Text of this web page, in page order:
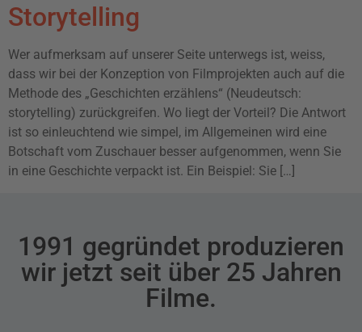
Storytelling
Wer aufmerksam auf unserer Seite unterwegs ist, weiss,
dass wir bei der Konzeption von Filmprojekten auch auf die
Methode des „Geschichten erzählens“ (Neudeutsch:
storytelling) zurückgreifen. Wo liegt der Vorteil? Die Antwort
ist so einleuchtend wie simpel, im Allgemeinen wird eine
Botschaft vom Zuschauer besser aufgenommen, wenn Sie
in eine Geschichte verpackt ist. Ein Beispiel: Sie […]
1991 gegründet produzieren
wir jetzt seit über 25 Jahren
Filme.